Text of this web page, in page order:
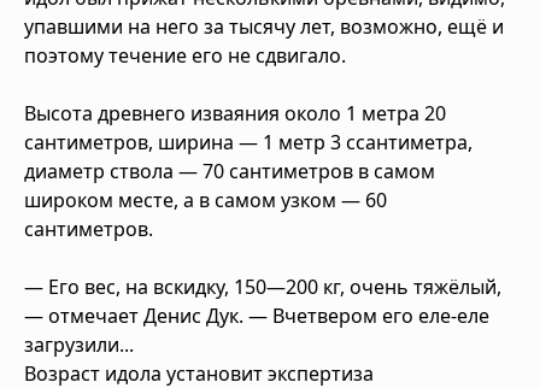
упавшими на него за тысячу лет, возможно, ещё и
поэтому течение его не сдвигало.
Высота древнего изваяния около 1 метра 20
сантиметров, ширина — 1 метр 3 ссантиметра,
диаметр ствола — 70 сантиметров в самом
широком месте, а в самом узком — 60
сантиметров.
— Его вес, на вскидку, 150—200 кг, очень тяжёлый,
— отмечает Денис Дук. — Вчетвером его еле-еле
загрузили...
Возраст идола установит экспертиза